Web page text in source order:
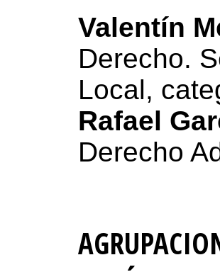
Valentín
Derecho.
Local,
Rafael
Derecho